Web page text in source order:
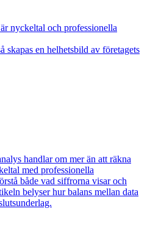
nyckeltal och professionella
skapas en helhetsbild av företagets
handlar om mer än att räkna
med professionella
både vad siffrorna visar och
belyser hur balans mellan data